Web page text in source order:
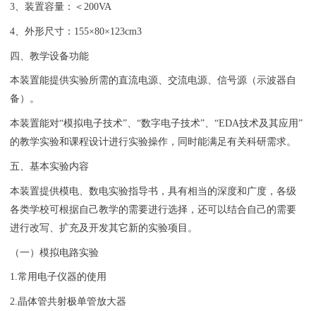
3、装置容量：＜200VA
4、外形尺寸：155×80×123cm3
四、教学设备功能
本装置能提供实验所需的直流电源、交流电源、信号源（示波器自
备）。
本装置能对“模拟电子技术”、“数字电子技术”、“EDA技术及其应用”
的教学实验和课程设计进行实验操作，同时能满足有关科研需求。
五、基本实验内容
本装置提供模电、数电实验指导书，具有相当的深度和广度，各级
各类学校可根据自己教学的需要进行选择，还可以结合自己的需要
进行改写、扩充及开发其它新的实验项目。
（一）模拟电路实验
1.常用电子仪器的使用
2.晶体管共射极单管放大器